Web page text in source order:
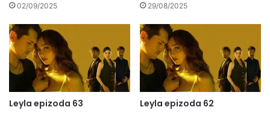
02/09/2025 29/08/2025
Leyla epizoda 63 Leyla epizoda 62